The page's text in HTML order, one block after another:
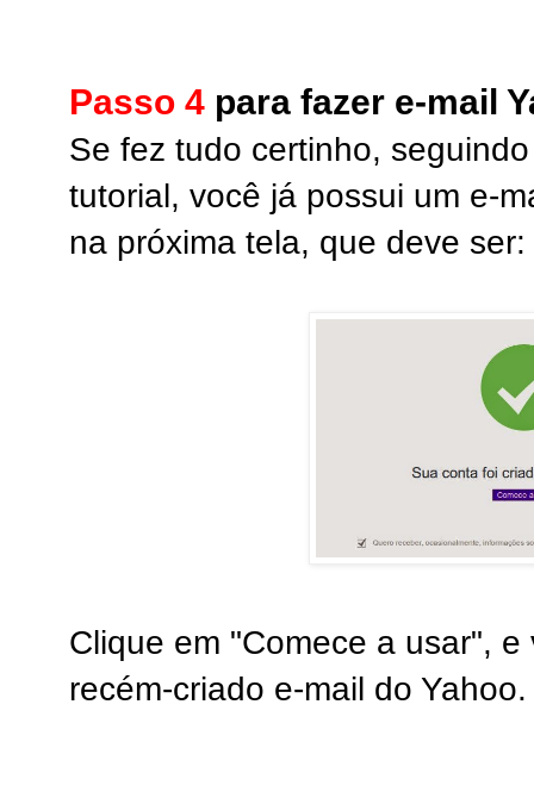
Passo 4 para fazer e-mail
Se fez tudo certinho,
tutorial, você já possui um e-
na próxima tela, que deve ser:
Clique em "Comece a usar",
recém-criado e-mail do Yahoo.